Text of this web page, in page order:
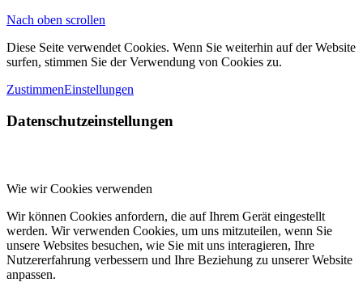
Nach oben scrollen
Diese Seite verwendet Cookies. Wenn Sie weiterhin auf der Website
surfen, stimmen Sie der Verwendung von Cookies zu.
ZustimmenEinstellungen
Datenschutzeinstellungen
Wie wir Cookies verwenden
Wir können Cookies anfordern, die auf Ihrem Gerät eingestellt
werden. Wir verwenden Cookies, um uns mitzuteilen, wenn Sie
unsere Websites besuchen, wie Sie mit uns interagieren, Ihre
Nutzererfahrung verbessern und Ihre Beziehung zu unserer Website
anpassen.